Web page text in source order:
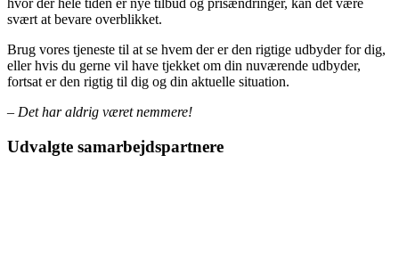
hvor der hele tiden er nye tilbud og prisændringer, kan det være
svært at bevare overblikket.
Brug vores tjeneste til at se hvem der er den rigtige udbyder for dig,
eller hvis du gerne vil have tjekket om din nuværende udbyder,
fortsat er den rigtig til dig og din aktuelle situation.
– Det har aldrig været nemmere!
Udvalgte samarbejdspartnere